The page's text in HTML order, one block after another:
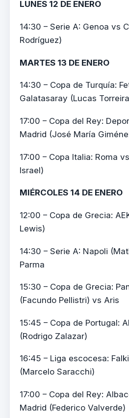
LUNES 12 DE ENERO
14:30 – Serie A: Genoa vs
Rodríguez)
MARTES 13 DE ENERO
14:30 – Copa de Turquía:
Galatasaray (Lucas
17:00 – Copa del Rey:
Madrid (José María
17:00 – Copa Italia: Roma
Israel)
MIÉRCOLES 14 DE ENERO
12:00 – Copa de Grecia:
Lewis)
14:30 – Serie A: Napoli
Parma
15:30 – Copa de Grecia:
(Facundo Pellistri) vs Aris
15:45 – Copa de Portugal:
(Rodrigo Zalazar)
16:45 – Liga escocesa:
(Marcelo Saracchi)
17:00 – Copa del Rey:
Madrid (Federico Valverde)